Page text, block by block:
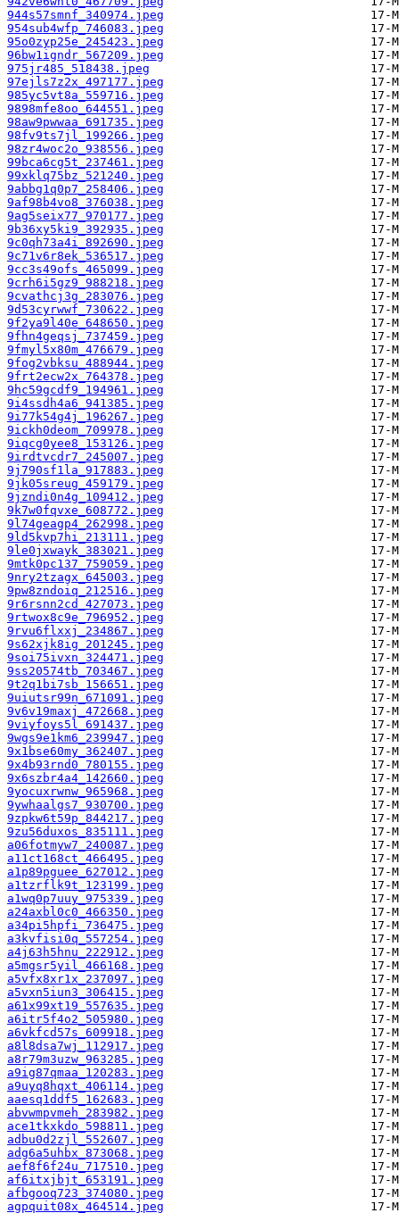
944s57smnf_340974.jpeg
954sub4wfp_746083.jpeg
95o0zyp25e_245423.jpeg
96bw1igndr_567209.jpeg
975jr485_518438.jpeg
97ejls7z2x_497177.jpeg
985yc5vt8a_559716.jpeg
9898mfe8oo_644551.jpeg
98aw9pwwaa_691735.jpeg
98fv9ts7jl_199266.jpeg
98zr4woc2o_938556.jpeg
99bca6cg5t_237461.jpeg
99xklq75bz_521240.jpeg
9abbg1q0p7_258406.jpeg
9af98b4vo8_376038.jpeg
9ag5seix77_970177.jpeg
9b36xy5ki9_392935.jpeg
9c0qh73a4i_892690.jpeg
9c71v6r8ek_536517.jpeg
9cc3s49ofs_465099.jpeg
9crh6i5gz9_988218.jpeg
9cvathcj3g_283076.jpeg
9d53cyrwwf_730622.jpeg
9f2ya9l40e_648650.jpeg
9fhn4geqsj_737459.jpeg
9fmyl5x80m_476679.jpeg
9fog2vbksu_488944.jpeg
9frt2ecw2x_764378.jpeg
9hc59gcdf9_194961.jpeg
9i4ssdh4a6_941385.jpeg
9i77k54g4j_196267.jpeg
9ickh0deom_709978.jpeg
9iqcg0yee8_153126.jpeg
9irdtvcdr7_245007.jpeg
9j790sf1la_917883.jpeg
9jk05sreug_459179.jpeg
9jzndi0n4g_109412.jpeg
9k7w0fqvxe_608772.jpeg
9l74geagp4_262998.jpeg
9ld5kvp7hi_213111.jpeg
9le0jxwayk_383021.jpeg
9mtk0pc137_759059.jpeg
9nry2tzagx_645003.jpeg
9pw8zndoiq_212516.jpeg
9r6rsnn2cd_427073.jpeg
9rtwox8c9e_796952.jpeg
9rvu6flxxj_234867.jpeg
9s62xjk8ig_201245.jpeg
9soi75ivxn_324471.jpeg
9ss20574tb_703467.jpeg
9t2q1bi7sb_156651.jpeg
9uiutsr99n_671091.jpeg
9v6v19maxj_472668.jpeg
9viyfoys5l_691437.jpeg
9wgs9e1km6_239947.jpeg
9x1bse60my_362407.jpeg
9x4b93rnd0_780155.jpeg
9x6szbr4a4_142660.jpeg
9yocuxrwnw_965968.jpeg
9ywhaalgs7_930700.jpeg
9zpkw6t59p_844217.jpeg
9zu56duxos_835111.jpeg
a06fotmyw7_240087.jpeg
a11ct168ct_466495.jpeg
a1p89pguee_627012.jpeg
a1tzrflk9t_123199.jpeg
a1wq0p7uuy_975339.jpeg
a24axbl0c0_466350.jpeg
a34pi5hpfi_736475.jpeg
a3kvfisi0q_557254.jpeg
a4j63h5hnu_222912.jpeg
a5mgsr5yil_466168.jpeg
a5vfx8xr1x_237097.jpeg
a5vxn5iun3_306415.jpeg
a61x99xt19_557635.jpeg
a6itr5f4o2_505980.jpeg
a6vkfcd57s_609918.jpeg
a8l8dsa7wj_112917.jpeg
a8r79m3uzw_963285.jpeg
a9ig87qmaa_120283.jpeg
a9uyq8hqxt_406114.jpeg
aaesq1ddf5_162683.jpeg
abvwmpvmeh_283982.jpeg
ace1tkxkdo_598811.jpeg
adbu0d2zjl_552607.jpeg
adg6a5uhbx_873068.jpeg
aef8f6f24u_717510.jpeg
af6itxjbjt_653191.jpeg
afbgooq723_374080.jpeg
agpquit08x_464514.jpeg